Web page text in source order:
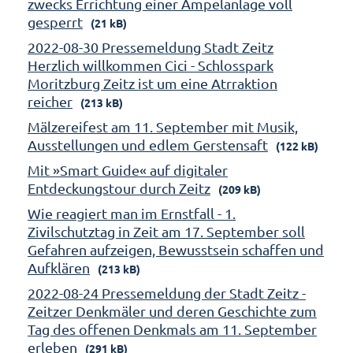
zwecks Errichtung einer Ampelanlage voll
gesperrt
(21 kB)
2022-08-30 Pressemeldung Stadt Zeitz
Herzlich willkommen Cici - Schlosspark
Moritzburg Zeitz ist um eine Atrraktion
reicher
(213 kB)
Mälzereifest am 11. September mit Musik,
Ausstellungen und edlem Gerstensaft
(122 kB)
Mit »Smart Guide« auf digitaler
Entdeckungstour durch Zeitz
(209 kB)
Wie reagiert man im Ernstfall - 1.
Zivilschutztag in Zeit am 17. September soll
Gefahren aufzeigen, Bewusstsein schaffen und
Aufklären
(213 kB)
2022-08-24 Pressemeldung der Stadt Zeitz -
Zeitzer Denkmäler und deren Geschichte zum
Tag des offenen Denkmals am 11. September
erleben
(291 kB)